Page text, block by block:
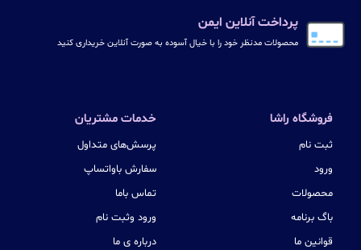
پرداخت آنلاین ایمن
محصولات مدنظر خود را با خیال آسوده به صورت آنلاین خریداری کنید
فروشگاه راشا
ثبت نام
ورود
محصولات
باگ برنامه
قوانین ما
خدمات مشتریان
پرسش‌های متداول
سفارش باواتساپ
تماس باما
ورود وثبت نام
درباره ی ما